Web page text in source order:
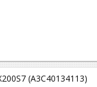
(A3C40134113)